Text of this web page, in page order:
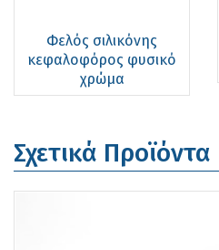
Φελός σιλικόνης
κεφαλοφόρος φυσικό
χρώμα
Σχετικά Προϊόντα